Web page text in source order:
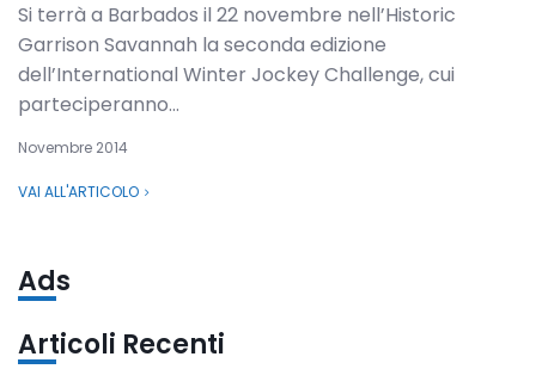
Si terrà a Barbados il 22 novembre nell’Historic
Garrison Savannah la seconda edizione
dell’International Winter Jockey Challenge, cui
parteciperanno...
Novembre 2014
VAI ALL'ARTICOLO
Ads
Articoli Recenti